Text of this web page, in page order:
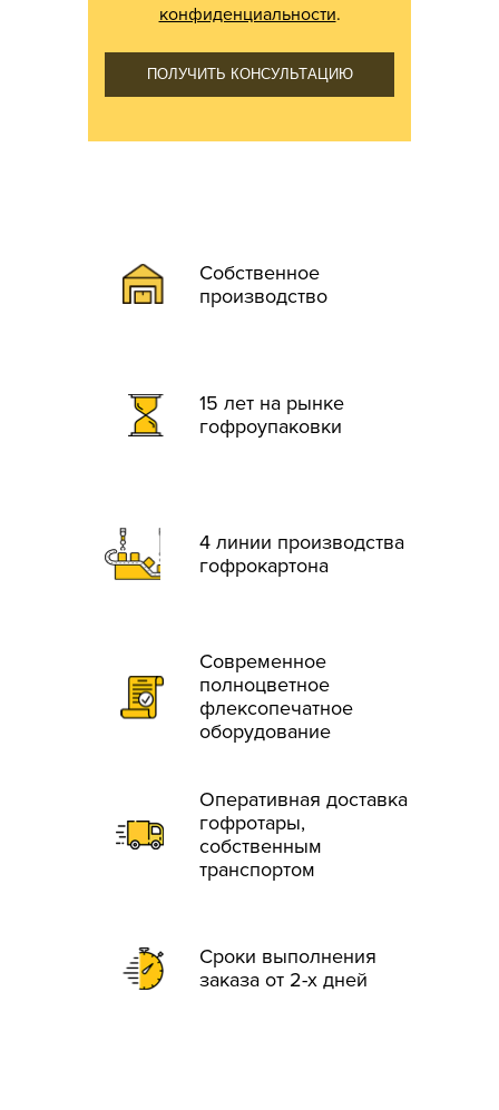
Собственное
производство
15 лет на рынке
гофроупаковки
4 линии производства
гофрокартона
Современное
полноцветное
флексопечатное
оборудование
Оперативная доставка
гофротары,
собственным
транспортом
Сроки выполнения
заказа от 2-х дней
конфиденциальности.
ПОЛУЧИТЬ КОНСУЛЬТАЦИЮ